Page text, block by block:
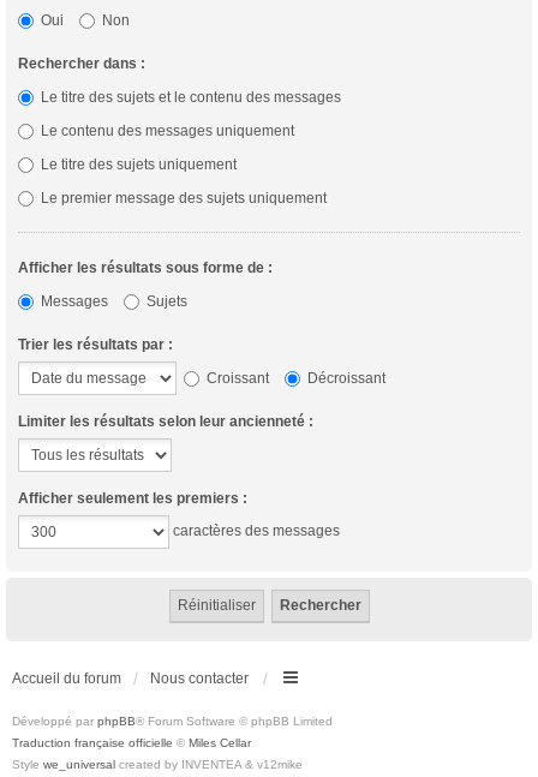
Oui
Non
Rechercher dans :
Le titre des sujets et le contenu des messages
Le contenu des messages uniquement
Le titre des sujets uniquement
Le premier message des sujets uniquement
Afficher les résultats sous forme de :
Messages
Sujets
Trier les résultats par :
Croissant
Décroissant
Limiter les résultats selon leur ancienneté :
Afficher seulement les premiers :
caractères des messages
Accueil du forum Nous contacter
Développé par phpBB® Forum Software © phpBB Limited
Traduction française officielle © Miles Cellar
Style we_universal created by INVENTEA & v12mike